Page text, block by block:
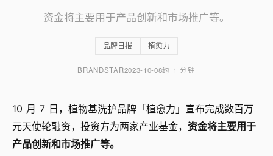
资金将主要用于产品创新和市场推广等。
品牌日报 植愈力
BRANDSTAR2023-10-08约 1 分钟
10 月 7 日，植物基洗护品牌「植愈力」宣布完成数百万
元天使轮融资，投资方为两家产业基金， 资金将主要用于
产品创新和市场推广等。